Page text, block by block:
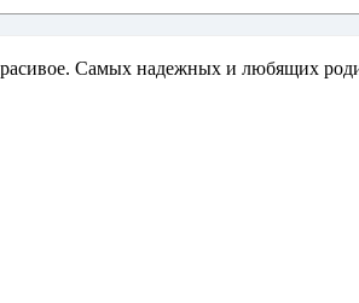
Самых надежных и любящих